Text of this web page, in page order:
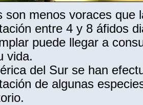
son menos voraces que
entre 4 y 8 áfidos
puede llegar a
vida.
del Sur se han
de algunas